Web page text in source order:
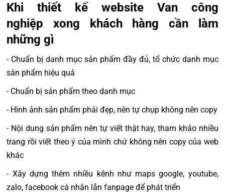
Khi thiết kế website Van công
nghiệp xong khách hàng cần làm
những gì
- Chuẩn bị danh mục sản phẩm đầy đủ, tổ chức danh mục
sản phẩm hiệu quả
- Chuẩn bị sản phẩm theo danh mục
- Hình ảnh sản phẩm phải đẹp, nên tự chụp không nên copy
- Nội dung sản phẩm nên tự viết thật hay, tham khảo nhiều
trang rồi viết theo ý của mình chứ không nên copy của web
khác
- Xây dựng thêm nhiều kênh như maps google, youtube,
zalo, facebook cá nhân lẫn fanpage để phát triển